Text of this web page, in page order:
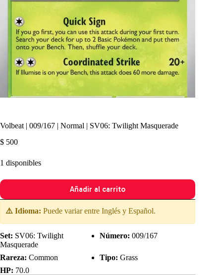
Volbeat | 009/167 | Normal | SV06: Twilight Masquerade
$ 500
1 disponibles
Añadir al carrito
⚠️ Idioma: Puede variar entre Inglés y Español.
Set: SV06: Twilight
Masquerade
Número: 009/167
Rareza: Common Tipo: Grass
HP: 70.0